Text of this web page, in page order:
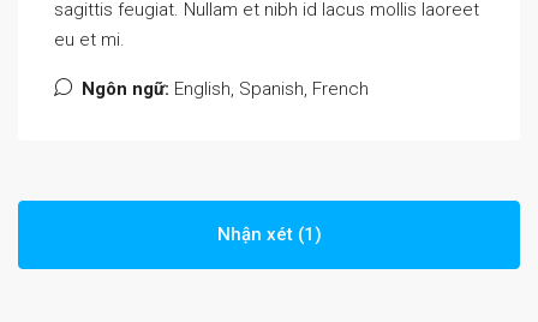
sagittis feugiat. Nullam et nibh id lacus mollis laoreet
eu et mi.
Ngôn ngữ: English, Spanish, French
Nhận xét (1)